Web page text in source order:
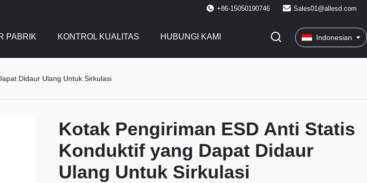
+86-15050190746 Sales01@allesd.com
PABRIK KONTROL KUALITAS HUBUNGI KAMI Indonesian
Didaur Ulang Untuk Sirkulasi
Kotak Pengiriman ESD Anti Statis
Konduktif yang Dapat Didaur
Ulang Untuk Sirkulasi